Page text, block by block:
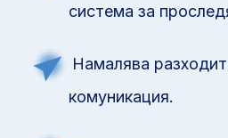
система за
Намалява
комуникация.